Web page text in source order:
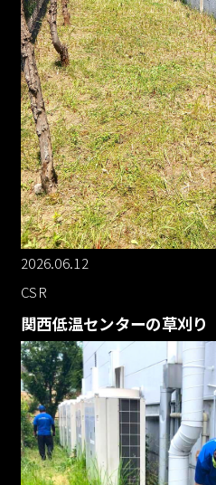
2026.06.12
CSR
関西低温センターの草刈り